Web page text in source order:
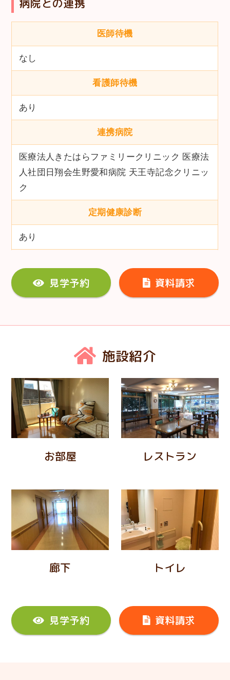
病院との連携
医師待機
なし
看護師待機
あり
連携病院
医療法人きたはらファミリークリニック 医療法
人社団日翔会生野愛和病院 天王寺記念クリニッ
ク
定期健康診断
あり
見学予約 資料請求
施設紹介
お部屋 レストラン
廊下 トイレ
見学予約 資料請求